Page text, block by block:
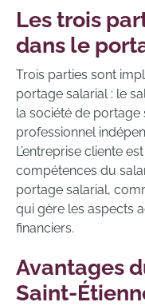
Les trois
dans le
Trois parties sont
portage salarial : le
la société de portage
professionnel
L’entreprise cliente
compétences du
portage salarial,
qui gère les aspects
financiers.
Avantages
Saint-